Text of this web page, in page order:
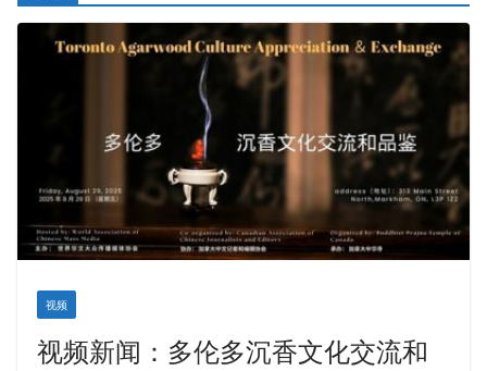
视频
视频新闻：多伦多沉香文化交流和